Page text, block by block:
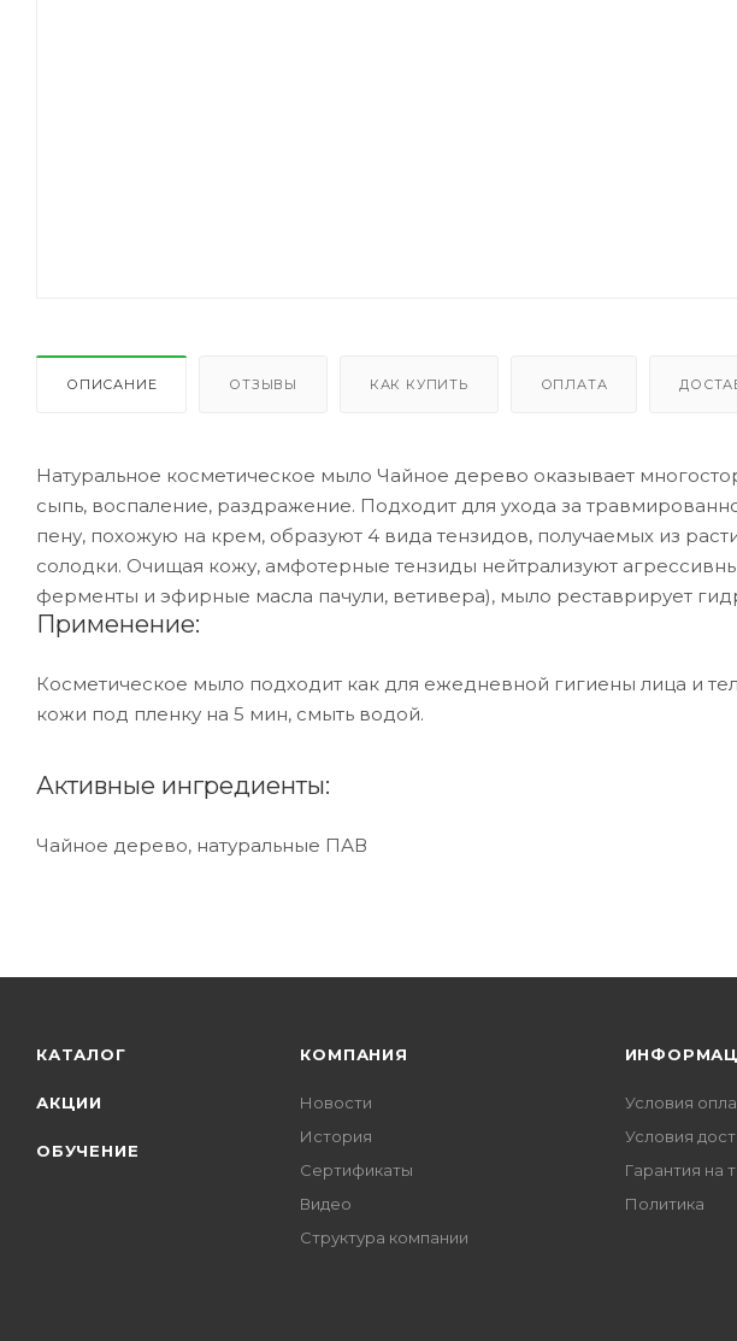
ОПИСАНИЕ ОТЗЫВЫ КАК КУПИТЬ ОПЛАТА
Натуральное косметическое мыло Чайное дерево оказывает
сыпь, воспаление, раздражение. Подходит для ухода за
пену, похожую на крем, образуют 4 вида тензидов, получаемых из
солодки. Очищая кожу, амфотерные тензиды нейтрализуют
ферменты и эфирные масла пачули, ветивера), мыло реставрирует
Применение:
Косметическое мыло подходит как для ежедневной гигиены лица и
кожи под пленку на 5 мин, смыть водой.
Активные ингредиенты:
Чайное дерево, натуральные ПАВ
КАТАЛОГ
АКЦИИ
ОБУЧЕНИЕ
КОМПАНИЯ
Новости
История
Сертификаты
Видео
Структура компании
Условия
Условия
Гарантия на
Политика